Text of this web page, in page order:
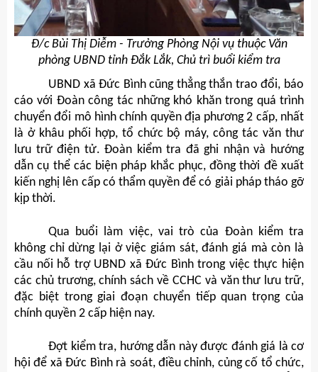
Đ/c Bùi Thị Diễm - Trưởng Phòng Nội vụ thuộc Văn
phòng UBND tỉnh Đắk Lắk, Chủ trì buổi kiểm tra
UBND xã Đức Bình cũng thẳng thắn trao đổi, báo
cáo với Đoàn công tác những khó khăn trong quá trình
chuyển đổi mô hình chính quyền địa phương 2 cấp, nhất
là ở khâu phối hợp, tổ chức bộ máy, công tác văn thư
lưu trữ điện tử. Đoàn kiểm tra đã ghi nhận và hướng
dẫn cụ thể các biện pháp khắc phục, đồng thời đề xuất
kiến nghị lên cấp có thẩm quyền để có giải pháp tháo gỡ
kịp thời.
Qua buổi làm việc, vai trò của Đoàn kiểm tra
không chỉ dừng lại ở việc giám sát, đánh giá mà còn là
cầu nối hỗ trợ UBND xã Đức Bình trong việc thực hiện
các chủ trương, chính sách về CCHC và văn thư lưu trữ,
đặc biệt trong giai đoạn chuyển tiếp quan trọng của
chính quyền 2 cấp hiện nay.
Đợt kiểm tra, hướng dẫn này được đánh giá là cơ
hội để xã Đức Bình rà soát, điều chỉnh, củng cố tổ chức,